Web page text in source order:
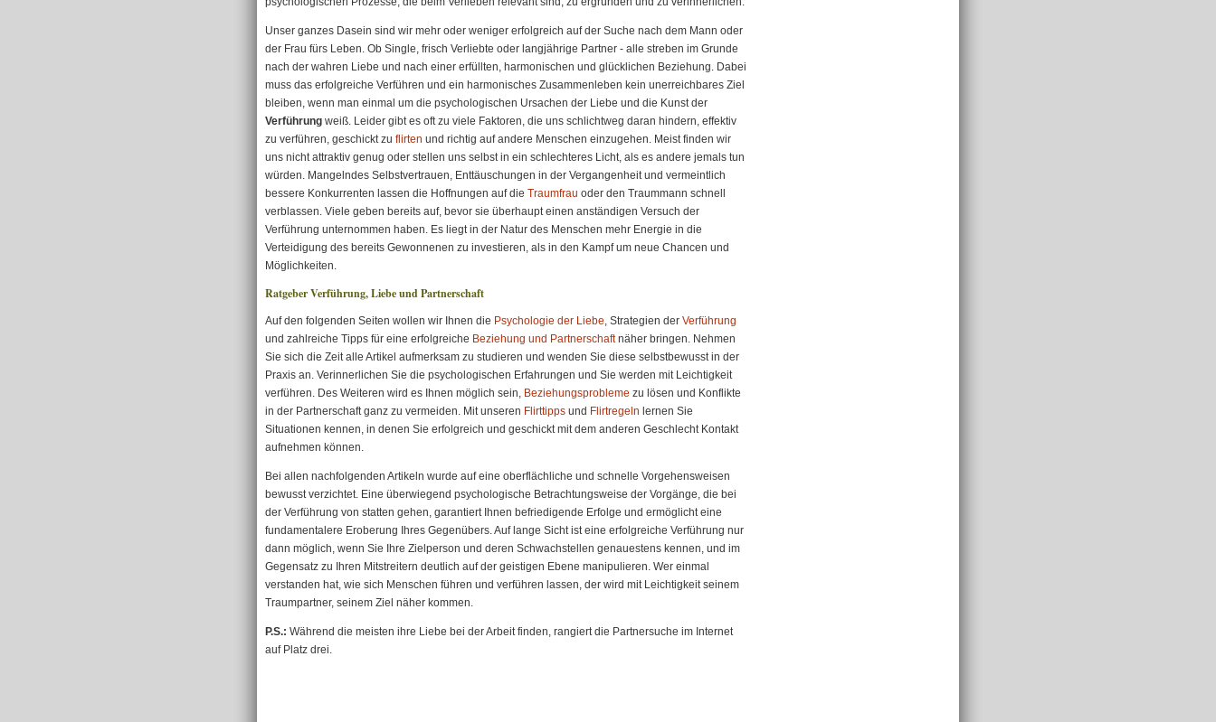
Unser ganzes Dasein sind wir mehr oder weniger erfolgreich auf der Suche nach dem Mann oder
der Frau fürs Leben. Ob Single, frisch Verliebte oder langjährige Partner - alle streben im Grunde
nach der wahren Liebe und nach einer erfüllten, harmonischen und glücklichen Beziehung. Dabei
muss das erfolgreiche Verführen und ein harmonisches Zusammenleben kein unerreichbares Ziel
bleiben, wenn man einmal um die psychologischen Ursachen der Liebe und die Kunst der
Verführung weiß. Leider gibt es oft zu viele Faktoren, die uns schlichtweg daran hindern, effektiv
zu verführen, geschickt zu flirten und richtig auf andere Menschen einzugehen. Meist finden wir
uns nicht attraktiv genug oder stellen uns selbst in ein schlechteres Licht, als es andere jemals tun
würden. Mangelndes Selbstvertrauen, Enttäuschungen in der Vergangenheit und vermeintlich
bessere Konkurrenten lassen die Hoffnungen auf die Traumfrau oder den Traummann schnell
verblassen. Viele geben bereits auf, bevor sie überhaupt einen anständigen Versuch der
Verführung unternommen haben. Es liegt in der Natur des Menschen mehr Energie in die
Verteidigung des bereits Gewonnenen zu investieren, als in den Kampf um neue Chancen und
Möglichkeiten.
Ratgeber Verführung, Liebe und Partnerschaft
Auf den folgenden Seiten wollen wir Ihnen die Psychologie der Liebe, Strategien der Verführung
und zahlreiche Tipps für eine erfolgreiche Beziehung und Partnerschaftnäher bringen. Nehmen
Sie sich die Zeit alle Artikel aufmerksam zu studieren und wenden Sie diese selbstbewusst in der
Praxis an. Verinnerlichen Sie die psychologischen Erfahrungen und Sie werden mit Leichtigkeit
verführen. Des Weiteren wird es Ihnen möglich sein, Beziehungsprobleme zu lösen und Konflikte
in der Partnerschaft ganz zu vermeiden. Mit unseren Flirttipps und Flirtregeln lernen Sie
Situationen kennen, in denen Sie erfolgreich und geschickt mit dem anderen Geschlecht Kontakt
aufnehmen können.
Bei allen nachfolgenden Artikeln wurde auf eine oberflächliche und schnelle Vorgehensweisen
bewusst verzichtet. Eine überwiegend psychologische Betrachtungsweise der Vorgänge, die bei
der Verführung von statten gehen, garantiert Ihnen befriedigende Erfolge und ermöglicht eine
fundamentalere Eroberung Ihres Gegenübers. Auf lange Sicht ist eine erfolgreiche Verführung nur
dann möglich, wenn Sie Ihre Zielperson und deren Schwachstellen genauestens kennen, und im
Gegensatz zu Ihren Mitstreitern deutlich auf der geistigen Ebene manipulieren. Wer einmal
verstanden hat, wie sich Menschen führen und verführen lassen, der wird mit Leichtigkeit seinem
Traumpartner, seinem Ziel näher kommen.
P.S.: Während die meisten ihre Liebe bei der Arbeit finden, rangiert die Partnersuche im Internet
auf Platz drei.